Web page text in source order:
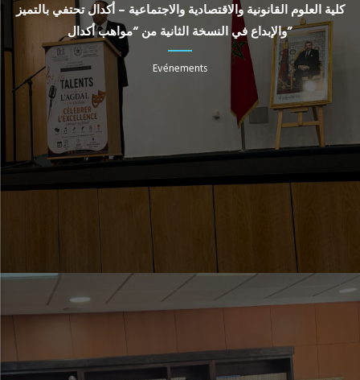
كلية العلوم القانونية والاقتصادية والاجتماعية – أكدال تحتفي بالتميز
والإبداع في النسخة الثانية من “مواهب أكدال”
Evénements